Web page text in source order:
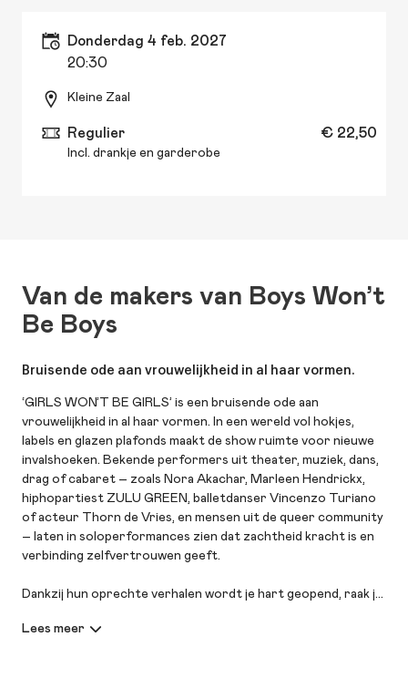
donderdag 4 feb. 2027
20:30
Kleine Zaal
Regulier € 22,50
Incl. drankje en garderobe
Van de makers van Boys Won’t
Be Boys
Bruisende ode aan vrouwelijkheid in al haar vormen.
‘GIRLS WON’T BE GIRLS’ is een bruisende ode aan
vrouwelijkheid in al haar vormen. In een wereld vol hokjes,
labels en glazen plafonds maakt de show ruimte voor nieuwe
invalshoeken. Bekende performers uit theater, muziek, dans,
drag of cabaret – zoals Nora Akachar, Marleen Hendrickx,
hiphopartiest ZULU GREEN, balletdanser Vincenzo Turiano
of acteur Thorn de Vries, en mensen uit de queer community
– laten in soloperformances zien dat zachtheid kracht is en
verbinding zelfvertrouwen geeft.
Dankzij hun oprechte verhalen wordt je hart geopend, raak je
krijgt je wereldbeeld een verfrissende boost. Dus voel je